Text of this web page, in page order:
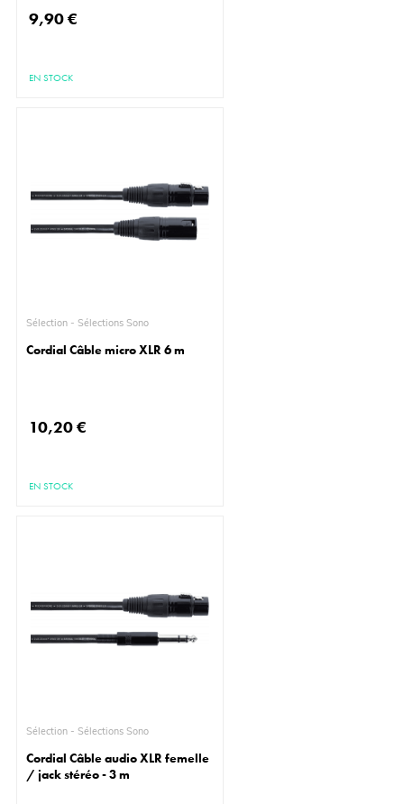
9,90 €
EN STOCK
Sélection - Sélections Sono
Cordial Câble micro XLR 6 m
10,20 €
EN STOCK
Sélection - Sélections Sono
Cordial Câble audio XLR femelle
/ jack stéréo - 3 m